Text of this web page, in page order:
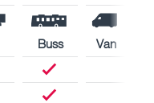
Buss
Van